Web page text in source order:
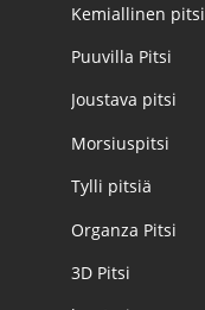
Kemiallinen pitsi
Puuvilla Pitsi
Joustava pitsi
Morsiuspitsi
Tylli pitsiä
Organza Pitsi
3D Pitsi